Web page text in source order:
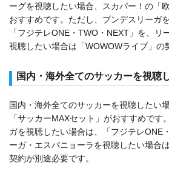
ーグを視聴したい場合、スカパー！の「
おすすめです。ただし、ブンデスリーガ
「フジテレONE・TWO・NEXT」を、リ
視聴したい場合は「WOWOWライブ」の
国内・海外全てのサッカーを視聴
国内・海外全てのサッカーを視聴したい
「サッカーMAXセット」がおすすめです
ガを視聴したい場合は、「フジテレONE
ーガ・エスパニョーラを視聴したい場合
契約が別途必要です。